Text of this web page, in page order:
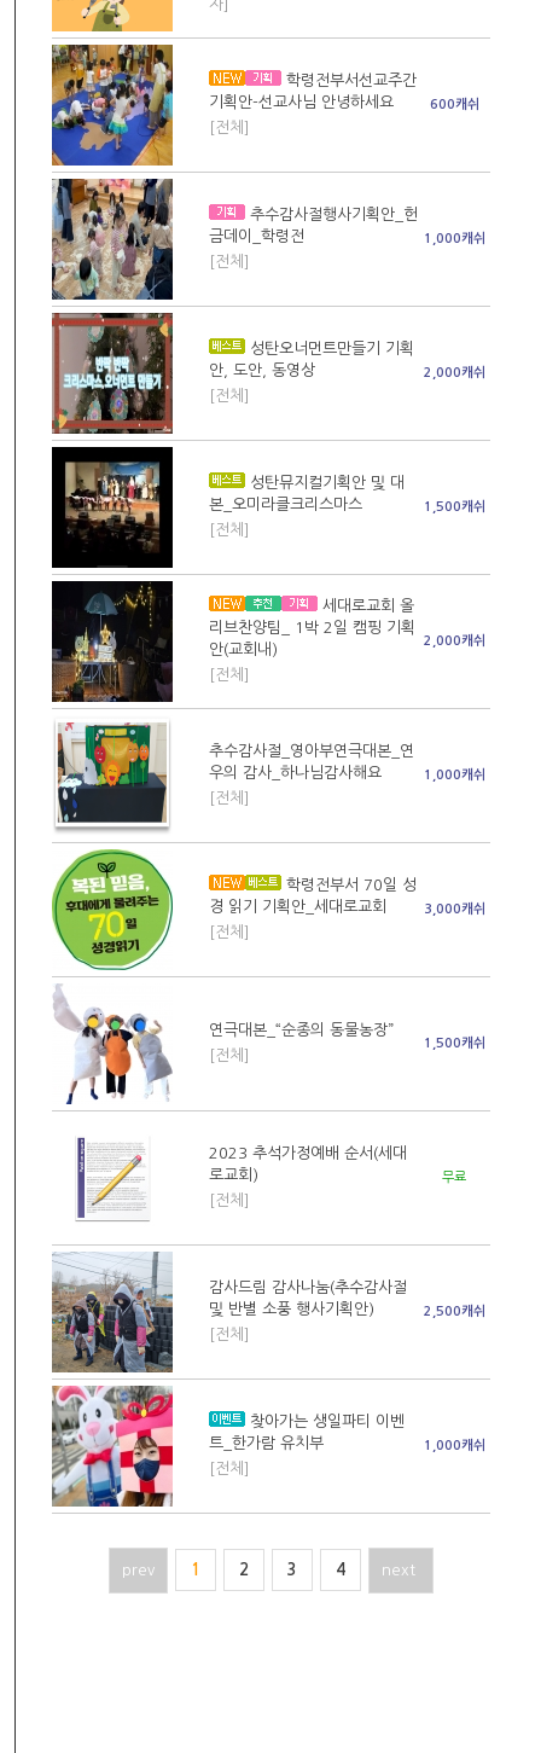
자]
학령전부서선교주간
기획안-선교사님 안녕하세요
[전체]
600캐쉬
추수감사절행사기획안_헌
금데이_학령전
[전체]
1,000캐쉬
성탄오너먼트만들기 기획
안, 도안, 동영상
[전체]
2,000캐쉬
성탄뮤지컬기획안 및 대
본_오미라클크리스마스
[전체]
1,500캐쉬
세대로교회 올
리브찬양팀_ 1박 2일 캠핑 기획
안(교회내)
[전체]
2,000캐쉬
추수감사절_영아부연극대본_연
우의 감사_하나님감사해요
[전체]
1,000캐쉬
학령전부서 70일 성
경 읽기 기획안_세대로교회
[전체]
3,000캐쉬
연극대본_“순종의 동물농장”
[전체]
1,500캐쉬
2023 추석가정예배 순서(세대
로교회)
[전체]
무료
감사드림 감사나눔(추수감사절
및 반별 소풍 행사기획안)
[전체]
2,500캐쉬
찾아가는 생일파티 이벤
트_한가람 유치부
[전체]
1,000캐쉬
prev 1 2 3 4 next